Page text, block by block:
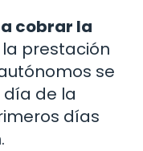
cobrar la
prestación
se
de la
días